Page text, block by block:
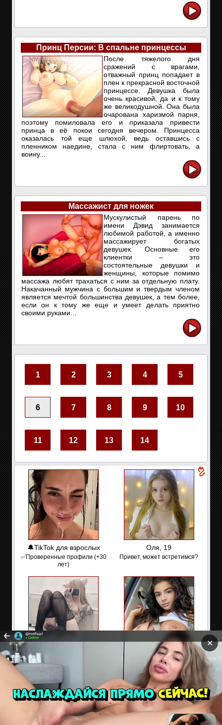
Принц Персии: В спальне принцессы
После тяжелого дня
сражений с врагами,
отважный принц попадает в
плен к прекрасной восточной
принцессе. Девушка была
очень красивой, да и к тому
же великодушной. Она была
очарована харизмой парня,
поэтому помиловала его и приказала привести
принца в её покои сегодня вечером. Принцесса
оказалась той еще шлюхой, ведь оставшись с
пленником наедине, стала с ним флиртовать, а
воину...
Массажист для ножек
Мускулистый парень по
имени Дэвид занимается
любимой работой, а именно
массажирует богатых
девушек. Основные его
клиентки – это
состоятельные девушки и
женщины, которые помимо
массажа любят трахаться с ним за отдельную плату.
Накачанный мужчина с большим и твердым членом
является мечтой большинства девушек, а тем более,
если он к тому же еще и умеет делать приятно
своими руками...
1 2 3 4 5
6 7 8 9 10
11 12 13 14
🔔TikTok для взрослых
✅Проверенные профили (+30
лет)
Оля, 19
Привет, может встретимся?
Здесь без цензуры👉🔞
ПОРНО - TikTok
✅͟В͟о͟й͟т͟и
Сайт содержит материалы предназначенные только
для взрослых. Находясь на сайте Вы подтверждаете,
что Вам 18 лет и более. Если Вам нет 18 лет покиньте
сайт!
✕